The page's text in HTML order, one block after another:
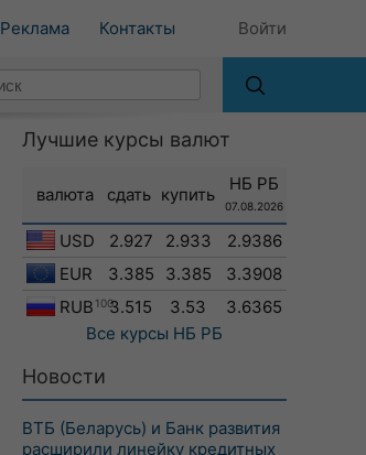
Реклама Контакты Войти
Лучшие курсы валют
валюта сдать купить
НБ РБ
07.08.2026
USD 2.927 2.933
2.9386
EUR
3.385 3.385
3.3908
RUB 1003.515 3.53
3.6365
Все курсы НБ РБ
Новости
ВТБ (Беларусь) и Банк развития
расширили линейку кредитных